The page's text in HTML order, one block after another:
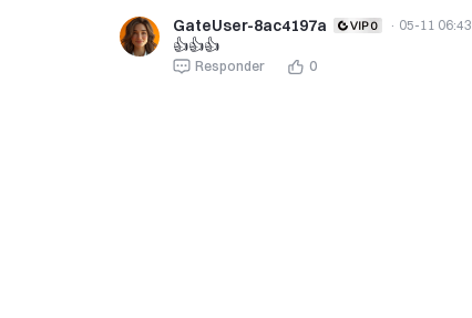
GateUser-8ac4197a · 05-11 06:43
👍👍👍
Responder 0